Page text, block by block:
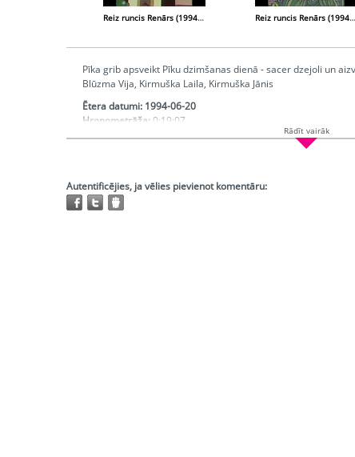
Reiz runcis Renārs (1994-06-12) Reiz runcis Renārs (1994-10-10)
Pīka grib apsveikt Pīku dzimšanas dienā - sacer dzejoli un
Blūzma Vija, Kirmuška Laila, Kirmuška Jānis
Ētera datumi: 1994-06-20
Hronometrāža: 0:19:07
Režisors:Folkmane Benita
Rādīt vairāk
Autentificējies, ja vēlies pievienot komentāru: